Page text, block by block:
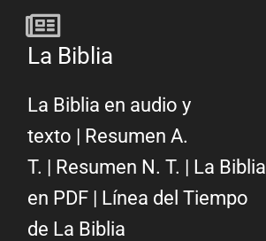
La Biblia
La Biblia en audio y
texto | Resumen A.
T. | Resumen N. T. | La Biblia
en PDF| Línea del Tiempo
de La Biblia